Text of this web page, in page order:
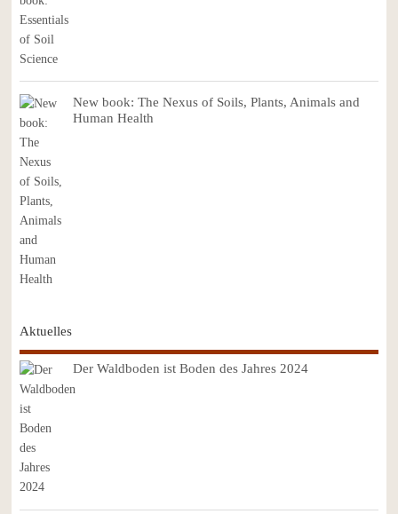
New book: The Nexus of Soils, Plants, Animals and
Human Health
Aktuelles
Der Waldboden ist Boden des Jahres 2024